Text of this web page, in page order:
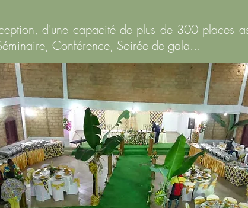
d'une capacité de plus de 300 places
, Conférence, Soirée de gala...